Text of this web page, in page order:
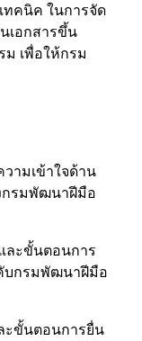
ทคนิค ในการจัด
เอกสารขึ้น
ม เพื่อให้กรม
ามเข้าใจด้าน
กรมพัฒนาฝีมือ
ละขั้นตอนการ
บกรมพัฒนาฝีมือ
ะขั้นตอนการยื่น